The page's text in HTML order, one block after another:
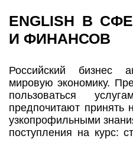
ENGLISH В
И ФИНАНСОВ
Российский бизнес
мировую экономику.
пользоваться
предпочитают принять
узкопрофильными
поступления на курс: